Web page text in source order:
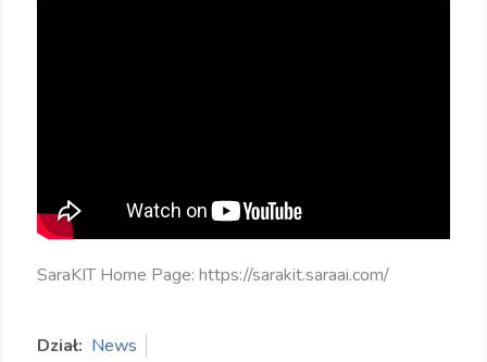
SaraKIT Home Page: https://sarakit.saraai.com/
Dział: News